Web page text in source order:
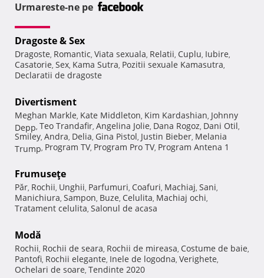
Urmareste-ne pe
Dragoste & Sex
Dragoste, Romantic, Viata sexuala, Relatii, Cuplu, Iubire,
Casatorie, Sex, Kama Sutra, Pozitii sexuale Kamasutra,
Declaratii de dragoste
Divertisment
Meghan Markle, Kate Middleton, Kim Kardashian, Johnny
Depp, Teo Trandafir, Angelina Jolie, Dana Rogoz, Dani Otil,
Smiley, Andra, Delia, Gina Pistol, Justin Bieber, Melania
Trump, Program TV, Program Pro TV, Program Antena 1
Frumuseţe
Păr, Rochii, Unghii, Parfumuri, Coafuri, Machiaj, Sani,
Manichiura, Sampon, Buze, Celulita, Machiaj ochi,
Tratament celulita, Salonul de acasa
Modă
Rochii, Rochii de seara, Rochii de mireasa, Costume de baie,
Pantofi, Rochii elegante, Inele de logodna, Verighete,
Ochelari de soare, Tendinte 2020